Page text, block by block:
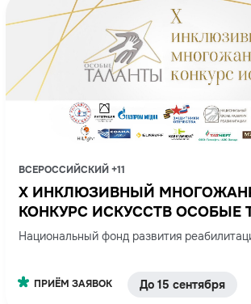
ВСЕРОССИЙСКИЙ +11
X ИНКЛЮЗИВНЫЙ
КОНКУРС ИСКУССТВ ОСОБЫЕ
Национальный фонд развития
ПРИЁМ ЗАЯВОК До 15 сентября